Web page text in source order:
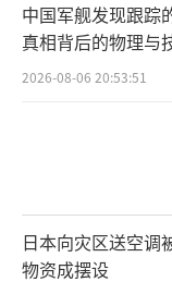
国在援乌问题
谁来主导
明显不足；俄
火。而特朗普
右普京，也不
中国军舰发现跟踪
真相背后的物理与
2026-08-06 20:53:51
日本向灾区送空调
物资成摆设